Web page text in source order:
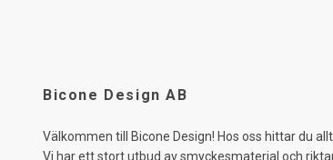
Bicone Design AB
Välkommen till Bicone Design! Hos oss hittar du
Vi har ett stort utbud av smyckesmaterial och